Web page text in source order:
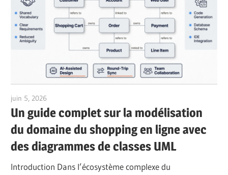
juin 5, 2026
Un guide complet sur la modélisation
du domaine du shopping en ligne avec
des diagrammes de classes UML
Introduction Dans l’écosystème complexe du